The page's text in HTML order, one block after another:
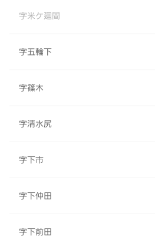
字米ケ廻間
字五輪下
字篠木
字清水尻
字下市
字下仲田
字下前田